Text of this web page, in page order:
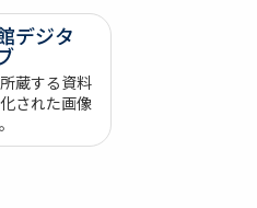
デジタ
蔵する資料
された画像